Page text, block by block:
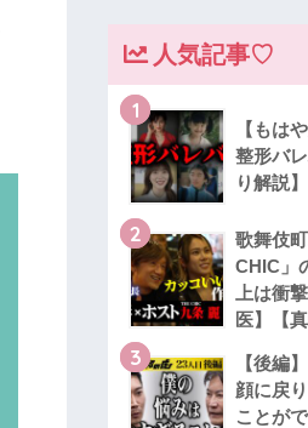
人気記事♡
1
【もは
整形バ
り解説】
2
歌舞伎
CHIC」
上は衝
医】【
3
【後編
顔に戻
ことが